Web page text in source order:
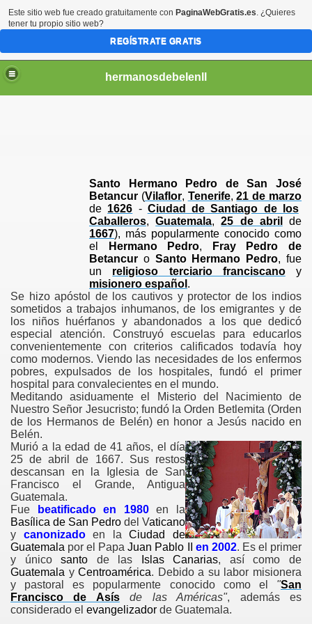
hermanosdebelenll
Santo Hermano Pedro de San José
Betancur (Vilaflor, Tenerife,21 de marzo
de 1626 - Ciudad de Santiago de los
Caballeros,Guatemala,25 de abril
de
1667), más popularmente conocido como
el
Hermano Pedro,
Fray Pedro de
Betancur o Santo Hermano Pedro, fue
un religioso terciario franciscanoy
misionero español .
Se hizo apóstol de los cautivos y protector de los indios
sometidos a trabajos inhumanos, de los emigrantes y de
los niños huérfanos y abandonados a los que dedicó
especial atención. Construyó escuelas para educarlos
convenientemente con criterios calificados todavía hoy
como modernos. Viendo las necesidades de los enfermos
pobres, expulsados de los hospitales, fundó el primer
hospital para convalecientes en el mundo.
Meditando asiduamente el Misterio del Nacimiento de
Nuestro Señor Jesucristo; fundó la Orden Betlemita (Orden
de los Hermanos de Belén) en honor a Jesús nacido en
Belén.
Murió a la edad de 41 años, el día
25 de abril de 1667. Sus restos
descansan en la Iglesia de San
Francisco el Grande, Antigua
Guatemala.
Fue
beatificado en 1980en la
Basílica de San Pedro del Vaticano
y canonizadoen laCiudad de
Guatemala por el PapaJuan Pablo II en 2002. Es el primer
y únicosanto de las Islas Canarias, así como de
Guatemala yCentroamérica. Debido a su labor misionera
y pastoral es popularmente conocido como el "San
Francisco de Asís
de las Américas", además es
considerado el evangelizador de Guatemala.
Este sitio web fue creado gratuitamente con PaginaWebGratis.es. ¿Quieres
tener tu propio sitio web?
REGÍSTRATE GRATIS